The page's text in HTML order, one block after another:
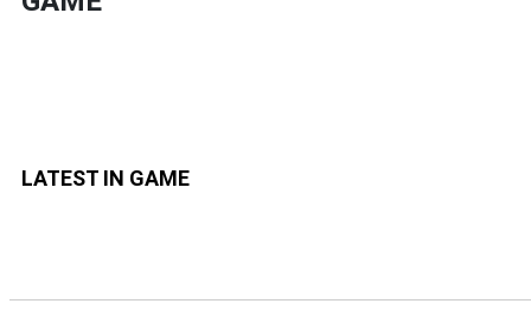
LATEST IN GAME